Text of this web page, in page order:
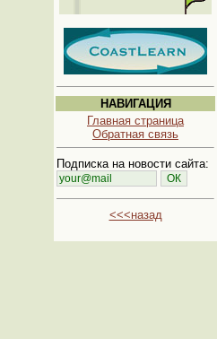
НАВИГАЦИЯ
Главная страница
Обратная связь
Подписка на новости сайта:
<<<назад